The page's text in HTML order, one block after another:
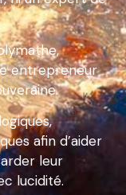
entrepreneur
afin d’aider
leur
lucidité.